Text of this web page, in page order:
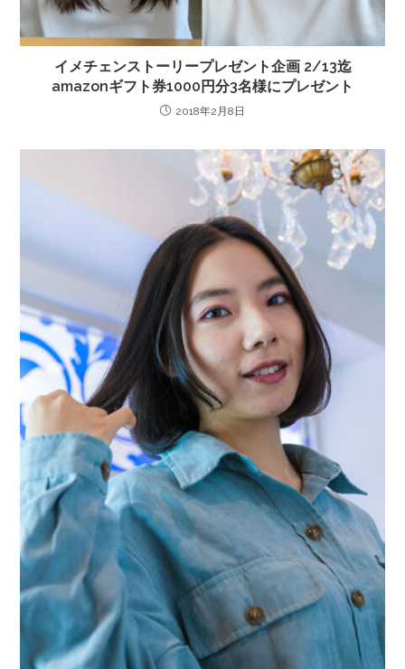
イメチェンストーリープレゼント企画 2/13迄
amazonギフト券1000円分3名様にプレゼント
2018年2月8日